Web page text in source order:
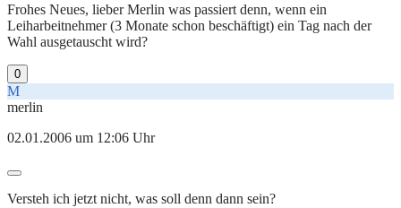
Frohes Neues, lieber Merlin was passiert denn, wenn ein
Leiharbeitnehmer (3 Monate schon beschäftigt) ein Tag nach der
Wahl ausgetauscht wird?
0
M
merlin
02.01.2006 um 12:06 Uhr
Versteh ich jetzt nicht, was soll denn dann sein?